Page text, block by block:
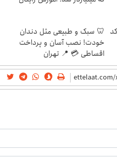
🦷 سبک و طبیعی مثل دندان
خودت! نصب آسان و پرداخت
اقساطی 💳 📍 تهران